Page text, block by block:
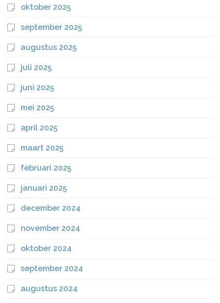
oktober 2025
september 2025
augustus 2025
juli 2025
juni 2025
mei 2025
april 2025
maart 2025
februari 2025
januari 2025
december 2024
november 2024
oktober 2024
september 2024
augustus 2024